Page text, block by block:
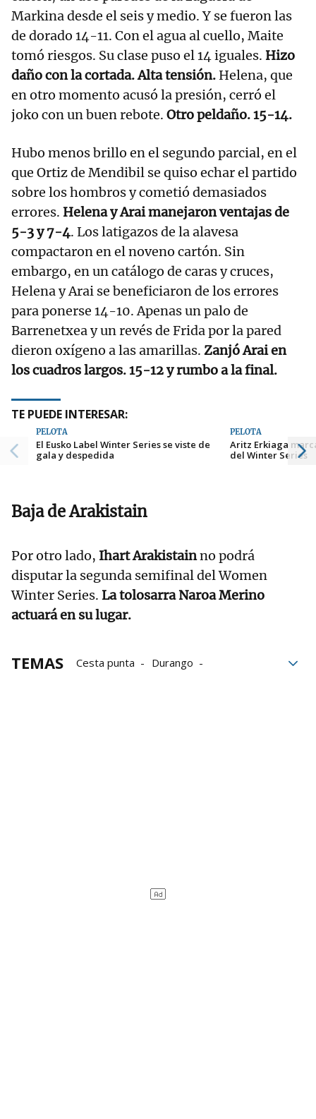
Markina desde el seis y medio. Y se fueron las
de dorado 14-11. Con el agua al cuello, Maite
tomó riesgos. Su clase puso el 14 iguales. Hizo
daño con la cortada. Alta tensión. Helena, que
en otro momento acusó la presión, cerró el
joko con un buen rebote. Otro peldaño. 15-14.
Hubo menos brillo en el segundo parcial, en el
que Ortiz de Mendibil se quiso echar el partido
sobre los hombros y cometió demasiados
errores. Helena y Arai manejaron ventajas de
5-3 y 7-4. Los latigazos de la alavesa
compactaron en el noveno cartón. Sin
embargo, en un catálogo de caras y cruces,
Helena y Arai se beneficiaron de los errores
para ponerse 14-10. Apenas un palo de
Barrenetxea y un revés de Frida por la pared
dieron oxígeno a las amarillas. Zanjó Arai en
los cuadros largos. 15-12 y rumbo a la final.
TE PUEDE INTERESAR:
PELOTA
El Eusko Label Winter Series se viste de
gala y despedida
PELOTA
Aritz Erkiaga
del Winter Series
Baja de Arakistain
Por otro lado, Ihart Arakistainno podrá
disputar la segunda semifinal del Women
Winter Series. La tolosarra Naroa Merino
actuará en su lugar.
TEMAS Cesta punta
Durango